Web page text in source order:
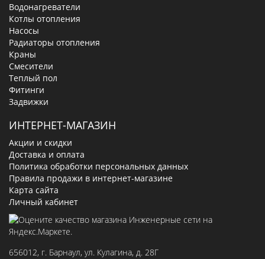
Водонагреватели
Котлы отопления
Насосы
Радиаторы отопления
Краны
Смесители
Теплый пол
Фитинги
Задвижки
ИНТЕРНЕТ-МАГАЗИН
Акции и скидки
Доставка и оплата
Политика обработки персональных данных
Правила продажи в интернет-магазине
Карта сайта
Личный кабинет
656012, г. Барнаул, ул. Кулагина, д. 28Г